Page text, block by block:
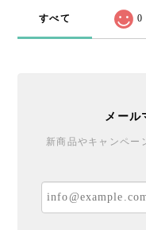
すべて 0
メール
新商品やキャンペー